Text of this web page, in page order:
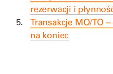
rezerwacji i
Transakcje MO/TO
na koniec